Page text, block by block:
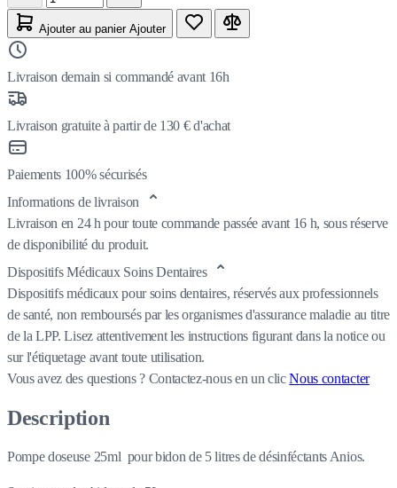
Ajouter au panier Ajouter
Livraison demain si commandé avant 16h
Livraison gratuite à partir de 130 € d'achat
Paiements 100% sécurisés
Informations de livraison
Livraison en 24 h pour toute commande passée avant 16 h, sous réserve
de disponibilité du produit.
Dispositifs Médicaux Soins Dentaires
Dispositifs médicaux pour soins dentaires, réservés aux professionnels
de santé, non remboursés par les organismes d'assurance maladie au titre
de la LPP. Lisez attentivement les instructions figurant dans la notice ou
sur l'étiquetage avant toute utilisation.
Vous avez des questions ? Contactez-nous en un clicNous contacter
Description
Pompe doseuse 25ml pour bidon de 5 litres de désinféctants Anios.